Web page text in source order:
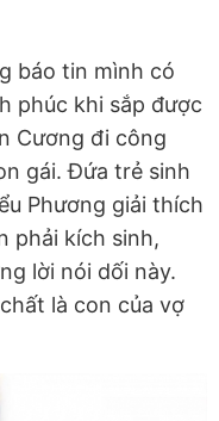
báo tin mình có
phúc khi sắp được
Cương đi công
gái. Đứa trẻ sinh
Phương giải thích
phải kích sinh,
lời nói dối này.
là con của vợ